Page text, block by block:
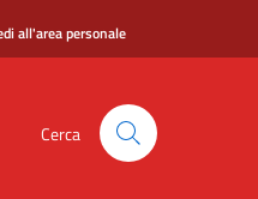
all'area personale
Cerca